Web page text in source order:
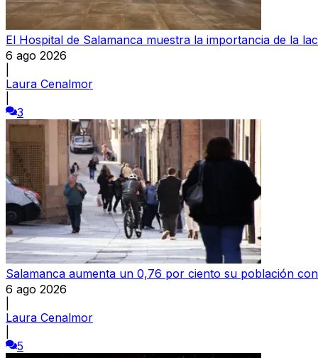
El Hospital de Salamanca muestra la importancia de la
6 ago 2026
Laura Cenalmor
3
Salamanca aumenta un 0,76 por ciento su población
6 ago 2026
Laura Cenalmor
5